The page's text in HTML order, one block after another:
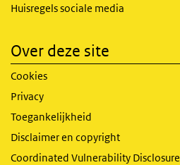
Huisregels sociale media
Over deze site
Cookies
Privacy
Toegankelijkheid
Disclaimer en copyright
Coordinated Vulnerability Disclosure